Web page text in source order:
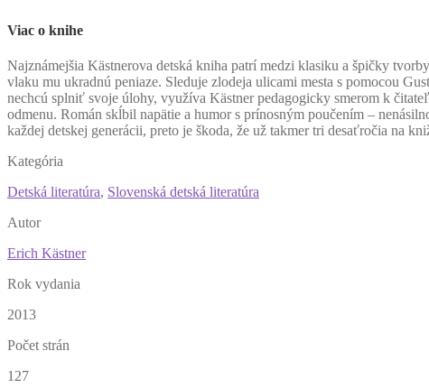
Viac o knihe
Najznámejšia Kästnerova detská kniha patrí medzi klasiku a špičky
vlaku mu ukradnú peniaze. Sleduje zlodeja ulicami mesta s pomocou
nechcú splniť svoje úlohy, využíva Kästner pedagogicky smerom k
odmenu. Román skĺbil napätie a humor s prínosným poučením –
každej detskej generácii, preto je škoda, že už takmer tri desaťročia na
Kategória
Detská literatúra, Slovenská detská literatúra
Autor
Erich Kästner
Rok vydania
2013
Počet strán
127